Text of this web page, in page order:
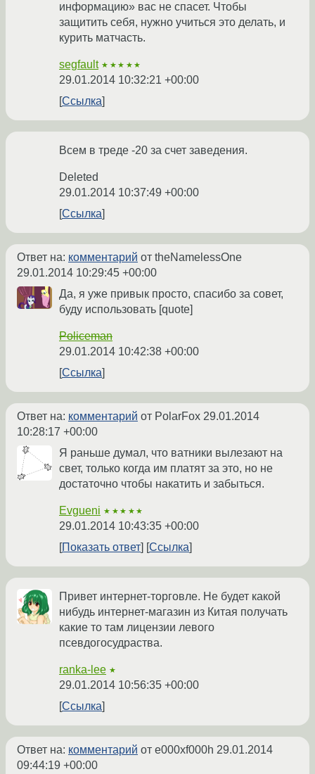
информацию» вас не спасет. Чтобы
защитить себя, нужно учиться это делать, и
курить матчасть.
segfault ★★★★★
29.01.2014 10:32:21 +00:00
Ссылка
Всем в треде -20 за счет заведения.
Deleted
29.01.2014 10:37:49 +00:00
Ссылка
Ответ на: комментарий от theNamelessOne
29.01.2014 10:29:45 +00:00
Да, я уже привык просто, спасибо за совет,
буду использовать [quote]
Policeman
29.01.2014 10:42:38 +00:00
Ссылка
Ответ на: комментарий от PolarFox 29.01.2014
10:28:17 +00:00
Я раньше думал, что ватники вылезают на
свет, только когда им платят за это, но не
достаточно чтобы накатить и забыться.
Evgueni ★★★★★
29.01.2014 10:43:35 +00:00
Показать ответ
Ссылка
Привет интернет-торговле. Не будет какой
нибудь интернет-магазин из Китая получать
какие то там лицензии левого
псевдогосудраства.
ranka-lee ★
29.01.2014 10:56:35 +00:00
Ссылка
Ответ на: комментарий от e000xf000h 29.01.2014
09:44:19 +00:00